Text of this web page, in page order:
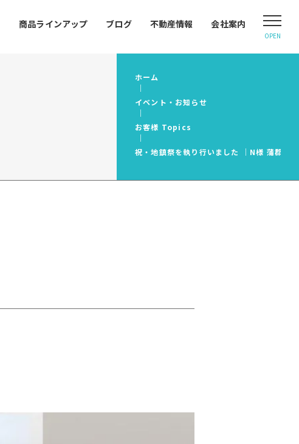
商品ラインアップ ブログ 不動産情報 会社案内
OPEN
ホーム
イベント・お知らせ
お客様 Topics
祝・地鎮祭を執り行いました ｜N様 蒲郡市